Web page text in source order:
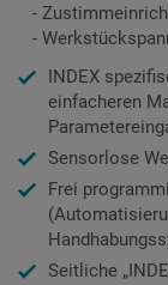
-
-
INDEX
einfacheren
Sensorlose
Frei
Seitliche